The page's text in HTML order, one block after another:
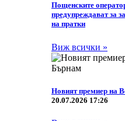
Пощенските
предупреждават за
на пратки
Виж всички »
Новият премиер на
20.07.2026 17:26